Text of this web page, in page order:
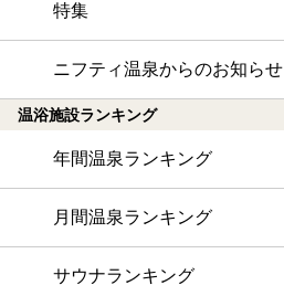
特集
ニフティ温泉からのお知らせ
温浴施設ランキング
年間温泉ランキング
月間温泉ランキング
サウナランキング